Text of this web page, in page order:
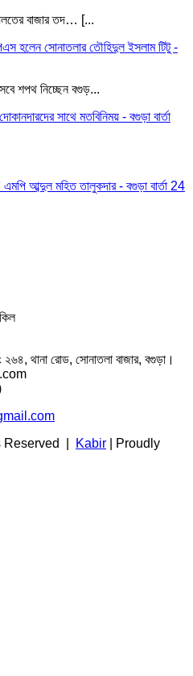
বাজার তদ… [...
হলেন সোনাতলার তৌহিদুল ইসলাম টিটু -
শপথ নিচ্ছেন বগুড়...
সাথে মতবিনিময় - বগুড়া বার্তা
আব্দুল মহিত তালুকদার - বগুড়া বার্তা 24
২৬৪, থানা রোড, সোনাতলা বাজার, বগুড়া।
Reserved |
Kabir | Proudly